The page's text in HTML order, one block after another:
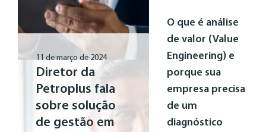
11 de março de 2024
Diretor da
Petroplus fala
sobre solução
de gestão em
O que é análise
de valor (Value
Engineering) e
porque sua
empresa precisa
de um
diagnóstico